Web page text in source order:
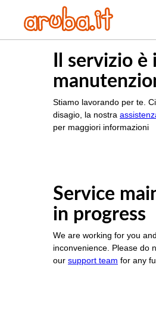
Il servizio è
Stiamo lavorando per te.
disagio, la nostra
per maggiori informazioni
Service
in progress
We are working for you
inconvenience. Please do
our support team for any